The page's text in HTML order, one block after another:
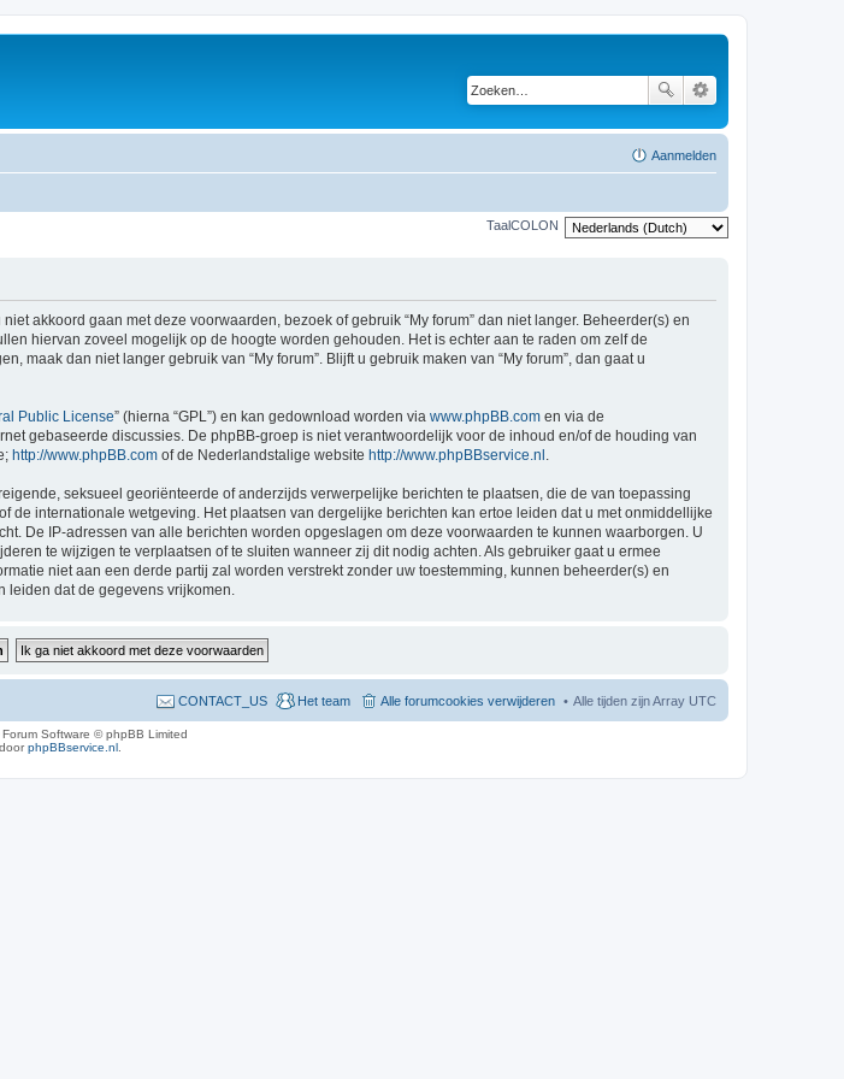
Aanmelden
TaalCOLON
akkoord gaan met deze voorwaarden, bezoek of gebruik “My forum” dan niet langer. Beheerder(s) en
hiervan zoveel mogelijk op de hoogte worden gehouden. Het is echter aan te raden om zelf de
dan niet langer gebruik van “My forum”. Blijft u gebruik maken van “My forum”, dan gaat u
Public License” (hierna “GPL”) en kan gedownload worden via www.phpBB.com en via de
gebaseerde discussies. De phpBB-groep is niet verantwoordelijk voor de inhoud en/of de houding van
http://www.phpBB.com of de Nederlandstalige website http://www.phpBBservice.nl .
seksueel georiënteerde of anderzijds verwerpelijke berichten te plaatsen, die de van toepassing
de internationale wetgeving. Het plaatsen van dergelijke berichten kan ertoe leiden dat u met onmiddellijke
De IP-adressen van alle berichten worden opgeslagen om deze voorwaarden te kunnen waarborgen. U
te wijzigen te verplaatsen of te sluiten wanneer zij dit nodig achten. Als gebruiker gaat u ermee
niet aan een derde partij zal worden verstrekt zonder uw toestemming, kunnen beheerder(s) en
leiden dat de gegevens vrijkomen.
Alle tijden zijn Array UTC
Alle forumcookies verwijderen
Het team
CONTACT_US
Software © phpBB Limited
phpBBservice.nl.